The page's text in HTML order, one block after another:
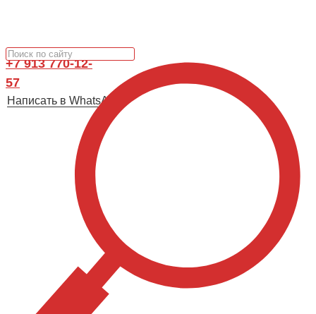
+7 913 770-12-
57
Написать в WhatsApp